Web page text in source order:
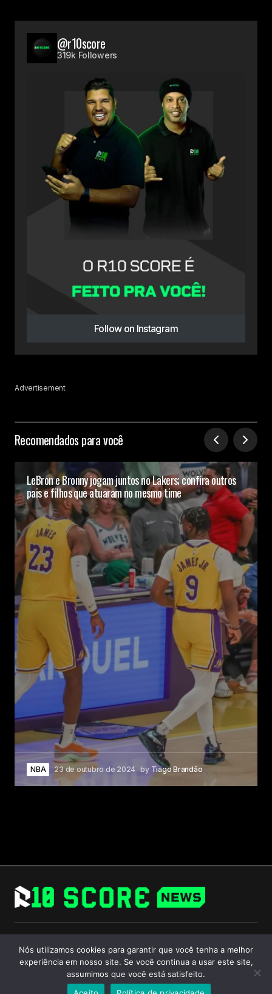
@r10score
319k Followers
Follow on Instagram
Advertisement
Recomendados para você
LeBron e Bronny jogam juntos no Lakers; confira outros
pais e filhos que atuaram no mesmo time
NBA 23 de outubro de 2024 by Tiago Brandão
Follow Us
Nós utilizamos cookies para garantir que você tenha a melhor
experiência em nosso site. Se você continua a usar este site,
assumimos que você está satisfeito.